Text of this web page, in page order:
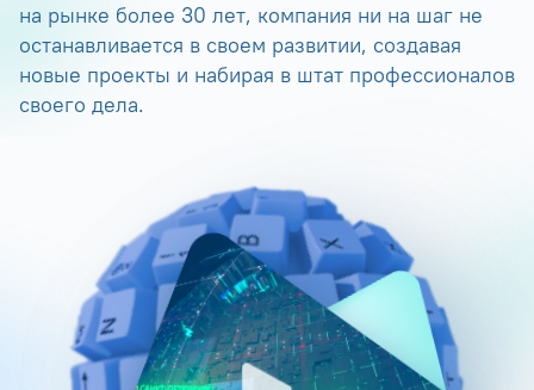
на рынке более 30 лет, компания ни на шаг не
останавливается в своем развитии, создавая
новые проекты и набирая в штат профессионалов
своего дела.